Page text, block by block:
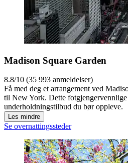
Madison Square Garden
8.8/10 (35 993 anmeldelser)
Få med deg et arrangement ved
til New York. Dette fotgjengervennlige
underholdningstilbud du bør oppleve.
Les mindre
Se overnattingssteder